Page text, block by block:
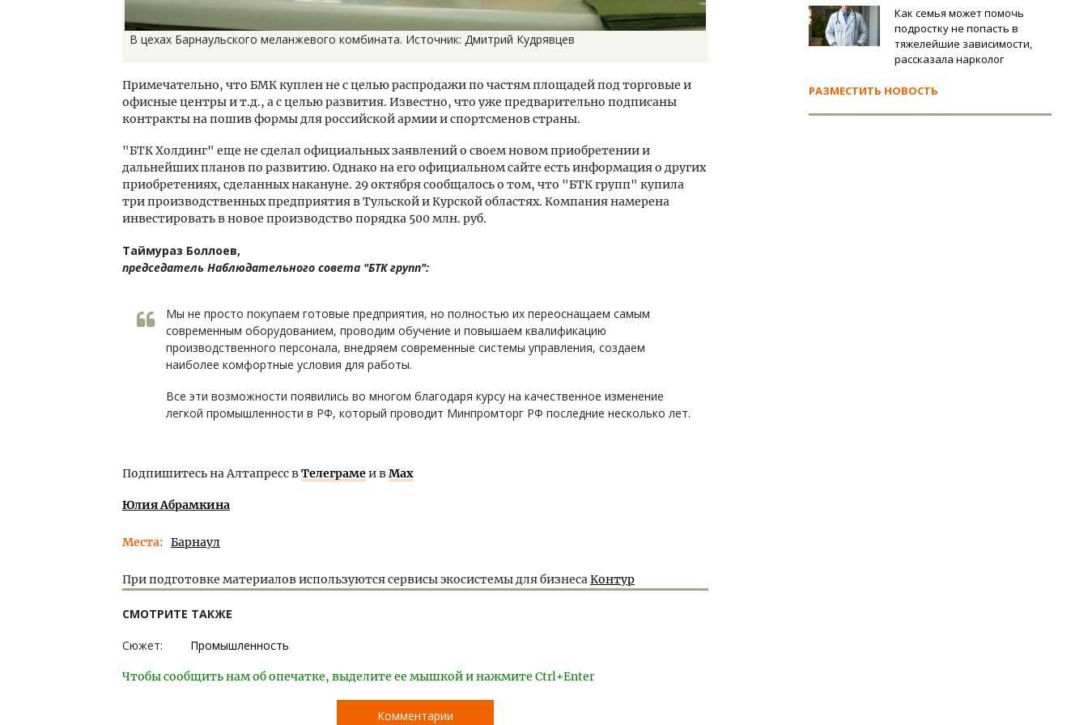
В цехах Барнаульского меланжевого комбината. Источник: Дмитрий Кудрявцев
Примечательно, что БМК куплен не с целью распродажи по частям площадей под торговые и
офисные центры и т.д., а с целью развития. Известно, что уже предварительно подписаны
контракты на пошив формы для российской армии и спортсменов страны.
"БТК Холдинг" еще не сделал официальных заявлений о своем новом приобретении и
дальнейших планов по развитию. Однако на его официальном сайте есть информация о других
приобретениях, сделанных накануне. 29 октября сообщалось о том, что "БТК групп" купила
три производственных предприятия в Тульской и Курской областях. Компания намерена
инвестировать в новое производство порядка 500 млн. руб.
Таймураз Боллоев,
председатель Наблюдательного совета "БТК групп":
Мы не просто покупаем готовые предприятия, но полностью их переоснащаем самым
современным оборудованием, проводим обучение и повышаем квалификацию
производственного персонала, внедряем современные системы управления, создаем
наиболее комфортные условия для работы.
Все эти возможности появились во многом благодаря курсу на качественное изменение
легкой промышленности в РФ, который проводит Минпромторг РФ последние несколько лет.
Подпишитесь на Алтапресс вТелеграмеи вMax
Юлия Абрамкина
Места Барнаул
При подготовке материалов используются сервисы экосистемы для бизнесаКонтур
СМОТРИТЕ ТАКЖЕ
Сюжет: Промышленность
Чтобы сообщить нам об опечатке, выделите ее мышкой и нажмите Ctrl+Enter
Комментарии
Как семья может помочь
подростку не попасть в
тяжелейшие зависимости,
рассказала нарколог
РАЗМЕСТИТЬ НОВОСТЬ